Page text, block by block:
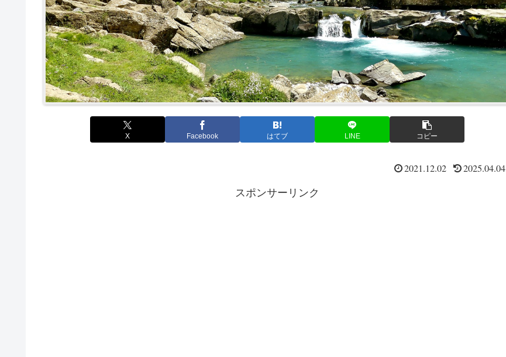
X Facebook はてブ LINE コピー
2021.12.02 2025.04.04
スポンサーリンク